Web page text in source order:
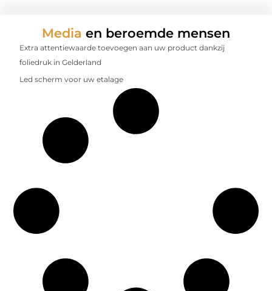
Media en beroemde mensen
Extra attentiewaarde toevoegen aan uw product dankzij
foliedruk in Gelderland
Led scherm voor uw etalage